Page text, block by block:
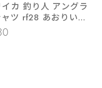
カ 釣り人 アングラ
ツ rf28 あおりいか
ィッシング エギン
海釣り 父の日ギフ